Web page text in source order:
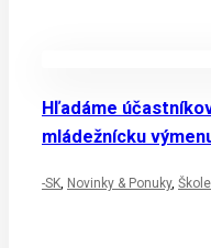
Hľadáme
mládežnícku
-SK Novinky & Ponuky,